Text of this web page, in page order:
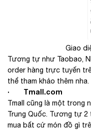
Giao
Tương tự như Taobao,
order hàng trực tuyến
thể tham khảo thêm nha.
· Tmall.com
Tmall cũng là một trong
Trung Quốc. Tương tự
mua bất cứ món đồ gì